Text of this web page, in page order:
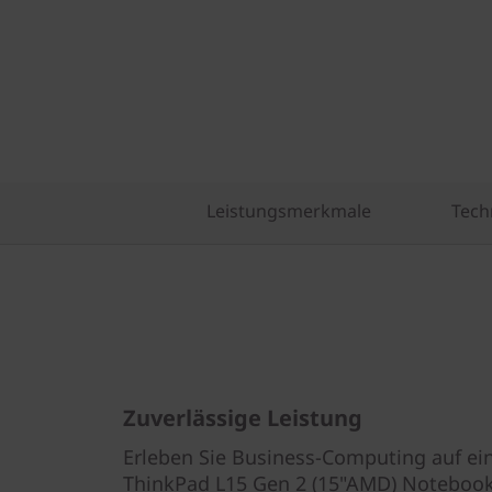
Leistungsmerkmale
Zuverlässige Leistung
Erleben Sie Business-Computing auf
ThinkPad L15 Gen 2 (15"AMD)